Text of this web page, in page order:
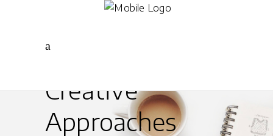
Creative
Approaches